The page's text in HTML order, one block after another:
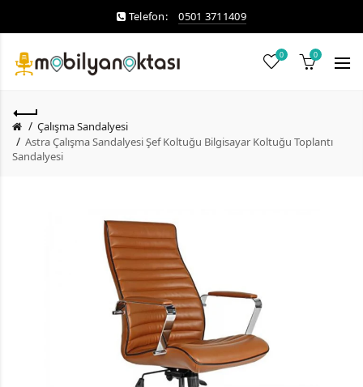
Telefon: 0501 3711409
0 0
Çalışma Sandalyesi
Astra Çalışma Sandalyesi Şef Koltuğu Bilgisayar Koltuğu Toplantı
Sandalyesi